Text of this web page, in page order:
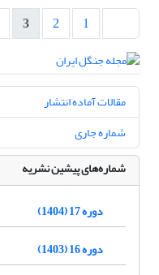
1
2
3
مقالات آماده انتشار
شماره جاری
شماره‌های پیشین نشریه
دوره 17 (1404)
دوره 16 (1403)